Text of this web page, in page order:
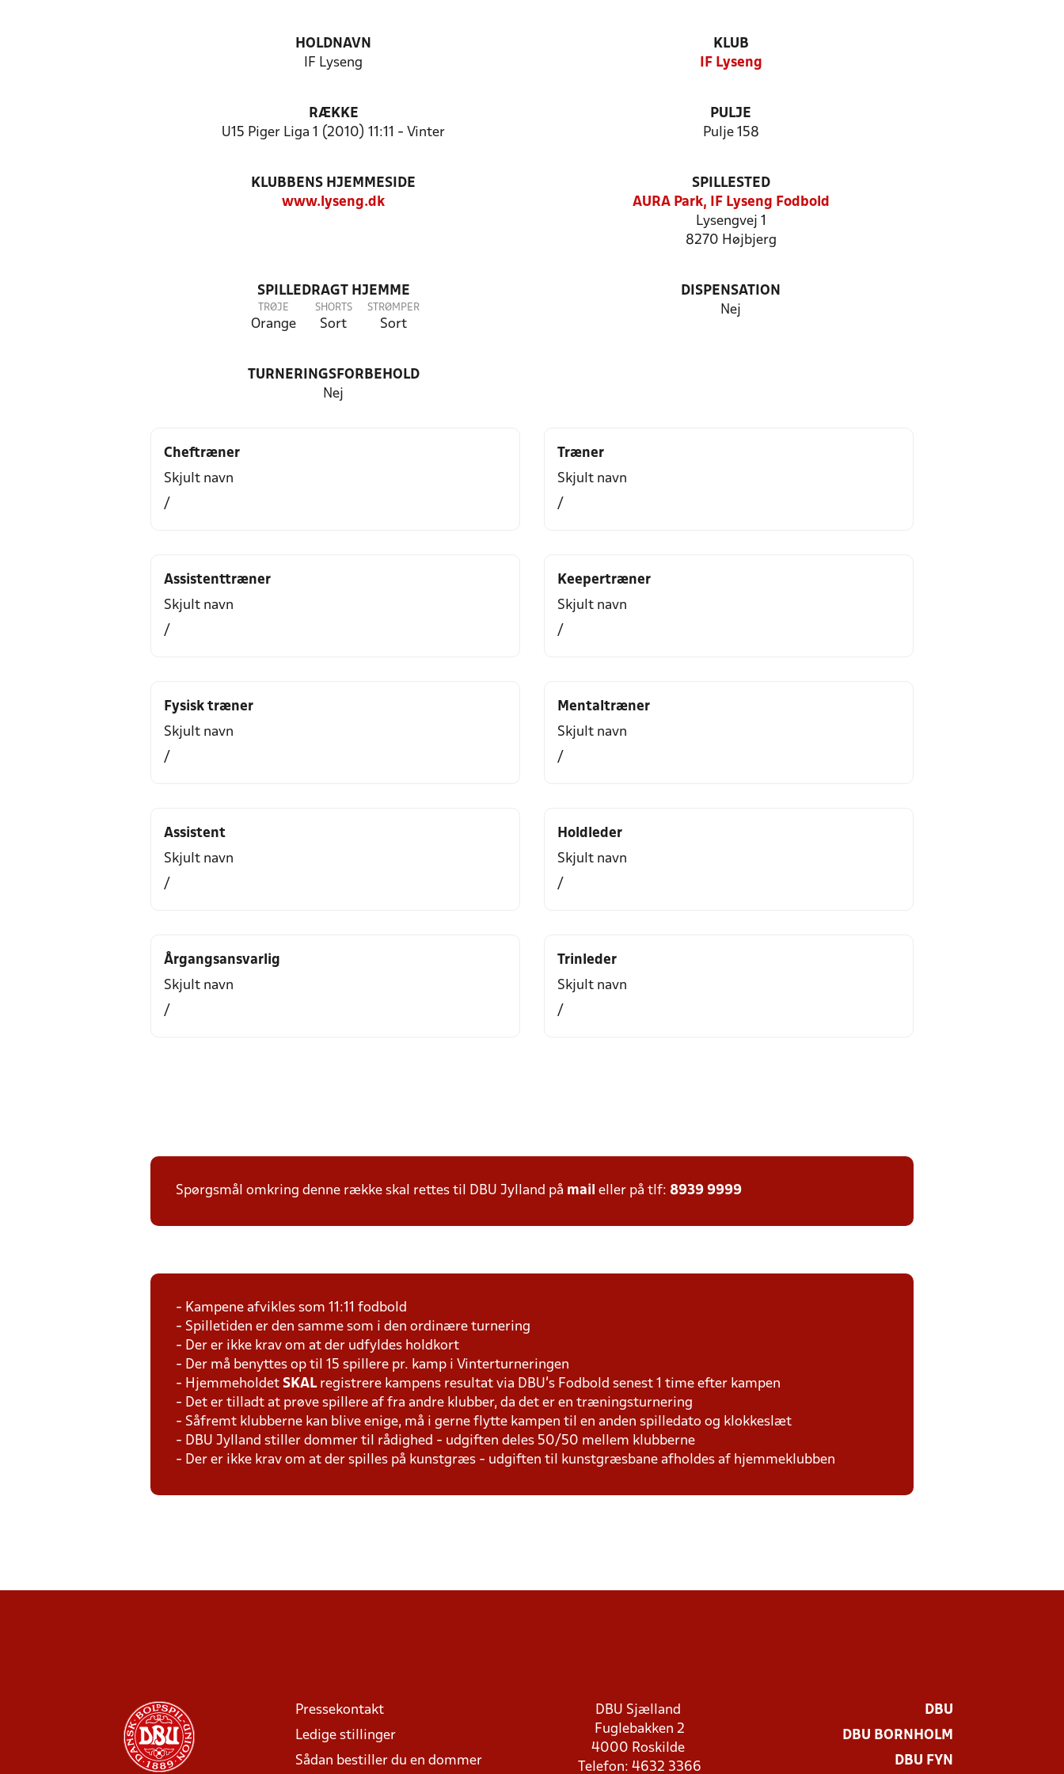
HOLDNAVN
IF Lyseng
KLUB
IF Lyseng
RÆKKE
U15 Piger Liga 1 (2010) 11:11 - Vinter
PULJE
Pulje 158
KLUBBENS HJEMMESIDE
www.lyseng.dk
SPILLESTED
AURA Park, IF Lyseng Fodbold
Lysengvej 1
8270 Højbjerg
SPILLEDRAGT HJEMME
TRØJE
Orange
SHORTS
Sort
STRØMPER
Sort
DISPENSATION
Nej
TURNERINGSFORBEHOLD
Nej
Cheftræner
Skjult navn
/
Træner
Skjult navn
/
Assistenttræner
Skjult navn
/
Keepertræner
Skjult navn
/
Fysisk træner
Skjult navn
/
Mentaltræner
Skjult navn
/
Assistent
Skjult navn
/
Holdleder
Skjult navn
/
Årgangsansvarlig
Skjult navn
/
Trinleder
Skjult navn
/
Spørgsmål omkring denne række skal rettes til DBU Jylland på mail eller på tlf: 8939 9999
- Kampene afvikles som 11:11 fodbold
- Spilletiden er den samme som i den ordinære turnering
- Der er ikke krav om at der udfyldes holdkort
- Der må benyttes op til 15 spillere pr. kamp i Vinterturneringen
- Hjemmeholdet SKAL registrere kampens resultat via DBU's Fodbold senest 1 time efter kampen
- Det er tilladt at prøve spillere af fra andre klubber, da det er en træningsturnering
- Såfremt klubberne kan blive enige, må i gerne flytte kampen til en anden spilledato og klokkeslæt
- DBU Jylland stiller dommer til rådighed - udgiften deles 50/50 mellem klubberne
- Der er ikke krav om at der spilles på kunstgræs - udgiften til kunstgræsbane afholdes af hjemmeklubben
Pressekontakt
Ledige stillinger
Sådan bestiller du en dommer
DBU Sjælland
Fuglebakken 2
4000 Roskilde
Telefon: 4632 3366
DBU
DBU BORNHOLM
DBU FYN